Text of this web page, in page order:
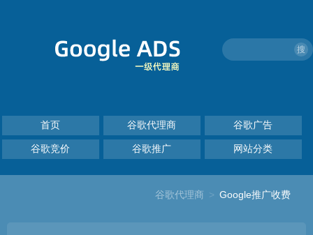
搜
首页 谷歌代理商 谷歌广告
谷歌竞价 谷歌推广 网站分类
谷歌代理商 > Google推广收费